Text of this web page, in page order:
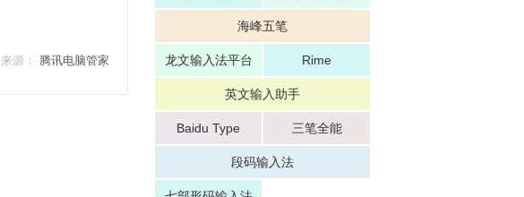
来源： 腾讯电脑管家
输入法神笔数码
海峰五笔
龙文输入法平台 Rime
英文输入助手
Baidu Type 三笔全能
段码输入法